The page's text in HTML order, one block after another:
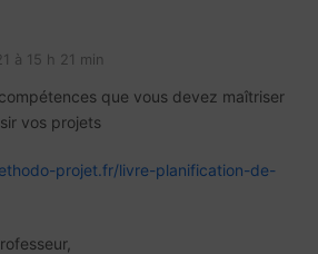
à 15 h 21 min
que vous devez maîtriser
vos projets
projet.fr/livre-planification-de-